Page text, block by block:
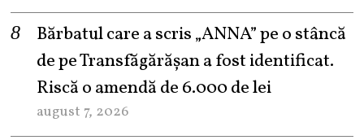
Bărbatul care a scris „ANNA” pe o stâncă
de pe Transfăgărășan a fost identificat.
Riscă o amendă de 6.000 de lei
august 7, 2026